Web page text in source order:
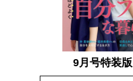
9月号特装版